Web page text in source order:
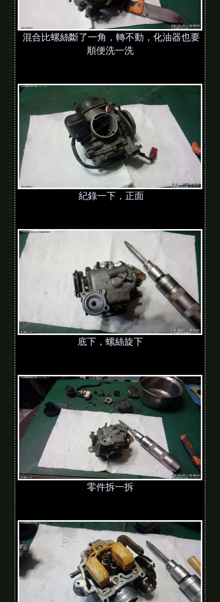
混合比螺絲斷了一角，轉不動，化油器也要
順便洗一洗
紀錄一下，正面
底下，螺絲旋下
零件拆一拆